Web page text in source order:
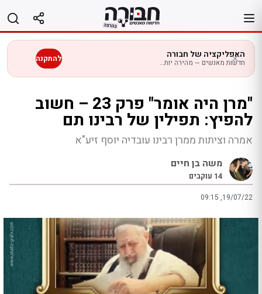
לתוכן
האפליקציה של חבורה
חדשות מאנשים — מהירה יותר בנייד להתקנה
"מרן היה אומר" פרק 23 – חשוב
להפיץ: תפילין של רבינו תם
אמרה וציתות ממרן רבינו עובדיה יוסף זיע"א
משה בן חיים
14 עוקבים
09:15 ,19/07/22